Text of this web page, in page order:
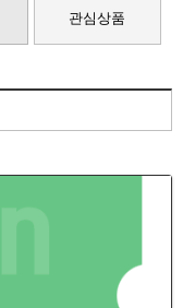
관심상품